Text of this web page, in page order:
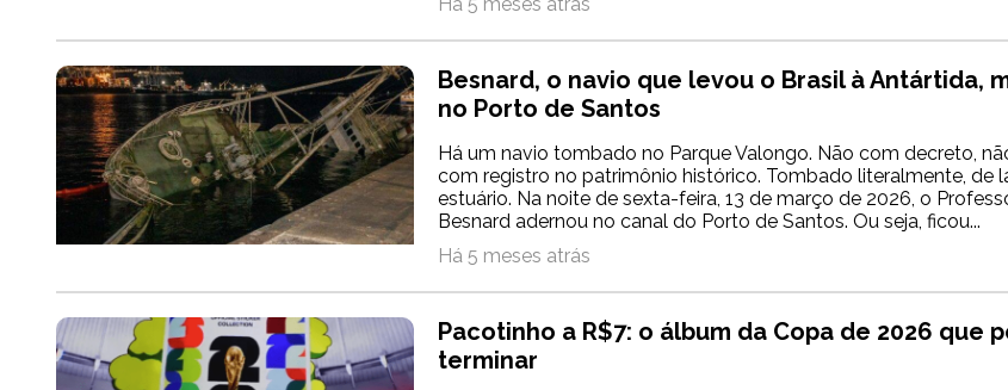
Besnard, o navio que levou o Brasil à Antártida,
no Porto de Santos
Há um navio tombado no Parque Valongo. Não com decreto,
com registro no patrimônio histórico. Tombado literalmente, de
estuário. Na noite de sexta-feira, 13 de março de 2026, o
Besnard adernou no canal do Porto de Santos. Ou seja, ficou...
Há 5 meses atrás
Pacotinho a R$7: o álbum da Copa de 2026 que
terminar